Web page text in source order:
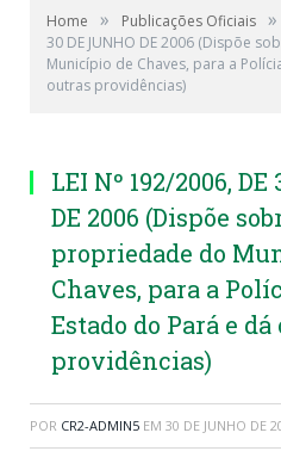
Home » Publicações Oficiais »
30 DE JUNHO DE 2006 (Dispõe
Município de Chaves, para a
outras providências)
LEI Nº 192/2006, DE
DE 2006 (Dispõe
propriedade do
Chaves, para a
Estado do Pará e
providências)
POR CR2-ADMIN5 EM 30 DE JUNHO DE